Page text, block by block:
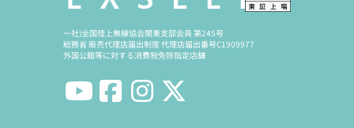
一社)全国陸上無線協会関東支部会員 第245号
総務省 販売代理店届出制度 代理店届出番号C1909977
外国公館等に対する消費税免除指定店舗